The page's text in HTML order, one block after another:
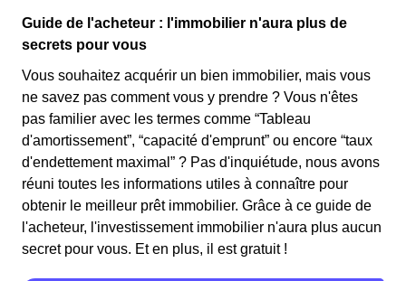
Guide de l'acheteur : l'immobilier n'aura plus de
secrets pour vous
Vous souhaitez acquérir un bien immobilier, mais vous
ne savez pas comment vous y prendre ? Vous n'êtes
pas familier avec les termes comme “Tableau
d'amortissement”, “capacité d'emprunt” ou encore “taux
d'endettement maximal” ? Pas d'inquiétude, nous avons
réuni toutes les informations utiles à connaître pour
obtenir le meilleur prêt immobilier. Grâce à ce guide de
l'acheteur, l'investissement immobilier n'aura plus aucun
secret pour vous. Et en plus, il est gratuit !